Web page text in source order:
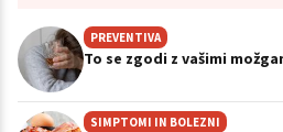
PREVENTIVA
To se zgodi z vašimi
SIMPTOMI IN BOLEZNI